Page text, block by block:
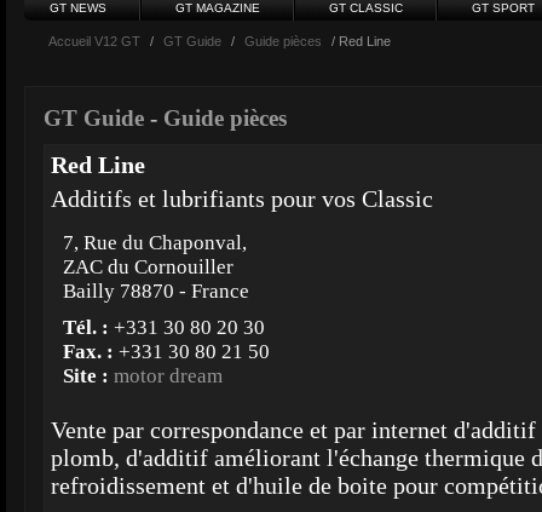
GT NEWS GT MAGAZINE GT CLASSIC GT SPORT
Accueil V12 GT / GT Guide / Guide pièces / Red Line
GT Guide - Guide pièces
Red Line
Additifs et lubrifiants pour vos Classic
7, Rue du Chaponval,
ZAC du Cornouiller
Bailly 78870 - France
Tél. : +331 30 80 20 30
Fax. : +331 30 80 21 50
Site : motor dream
Vente par correspondance et par internet d'additif
plomb, d'additif améliorant l'échange thermique
refroidissement et d'huile de boite pour